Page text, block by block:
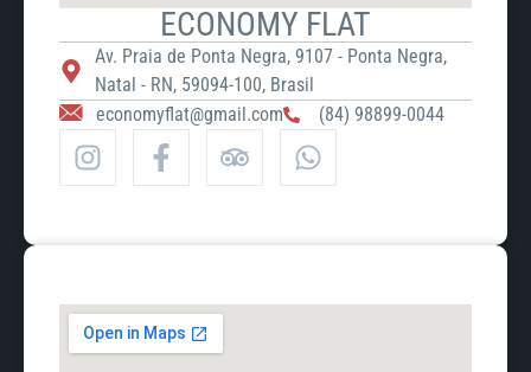
ECONOMY FLAT
Av. Praia de Ponta Negra, 9107 - Ponta Negra,
Natal - RN, 59094-100, Brasil
economyflat@gmail.com
(84) 98899-0044